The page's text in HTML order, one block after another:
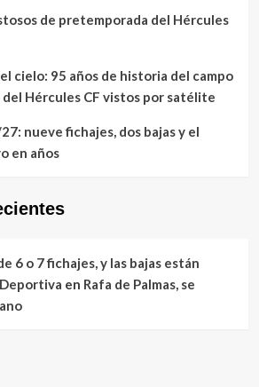
de pretemporada del Hércules
cielo: 95 años de historia del campo
Hércules CF vistos por satélite
nueve fichajes, dos bajas y el
en años
6 o 7 fichajes, y las bajas están
en Rafa de Palmas, se